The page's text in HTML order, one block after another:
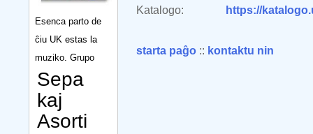
Esenca parto de
ĉiu UK estas la
muziko. Grupo
Sepa
kaj
Asorti
Katalogo:
https://
starta paĝo :: kontaktu nin